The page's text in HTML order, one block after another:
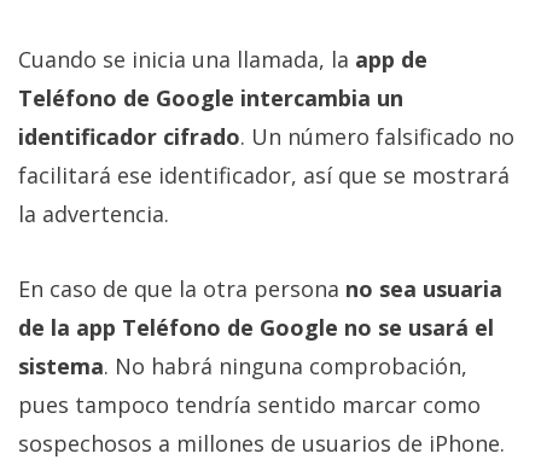
Cuando se inicia una llamada, la app de
Teléfono de Google intercambia un
identificador cifrado. Un número falsificado no
facilitará ese identificador, así que se mostrará
la advertencia.
En caso de que la otra persona no sea usuaria
de la app Teléfono de Google no se usará el
sistema. No habrá ninguna comprobación,
pues tampoco tendría sentido marcar como
sospechosos a millones de usuarios de iPhone.